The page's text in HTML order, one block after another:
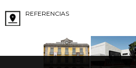
REFERENCIAS